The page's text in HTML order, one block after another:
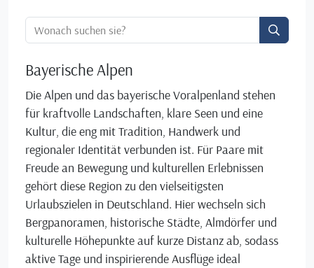
Ortssuche:
Bayerische Alpen
Die Alpen und das bayerische Voralpenland stehen
für kraftvolle Landschaften, klare Seen und eine
Kultur, die eng mit Tradition, Handwerk und
regionaler Identität verbunden ist. Für Paare mit
Freude an Bewegung und kulturellen Erlebnissen
gehört diese Region zu den vielseitigsten
Urlaubszielen in Deutschland. Hier wechseln sich
Bergpanoramen, historische Städte, Almdörfer und
kulturelle Höhepunkte auf kurze Distanz ab, sodass
aktive Tage und inspirierende Ausflüge ideal